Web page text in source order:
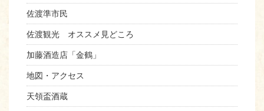
佐渡準市民
佐渡観光 オススメ見どころ
加藤酒造店「金鶴」
地図・アクセス
天領盃酒蔵